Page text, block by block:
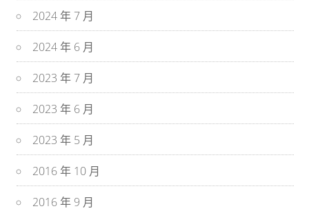
2024 年 7 月
2024 年 6 月
2023 年 7 月
2023 年 6 月
2023 年 5 月
2016 年 10 月
2016 年 9 月